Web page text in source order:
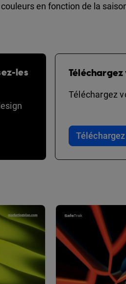
en fonction de la
les
Téléchargez
Téléchargez